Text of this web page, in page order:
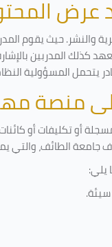
عرض
والنشر. حيث يقوم
كذلك المدربين
يتحمل المسؤولية
منصة
تكليفات أو
الطائف، والتي
يلي:
.